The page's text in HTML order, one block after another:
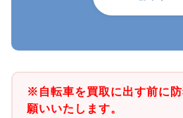
※自転車を買取に出す前に
願いいたします。